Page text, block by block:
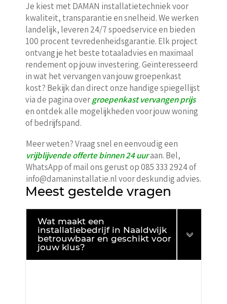
Je kiest met DAMAN installatietechniek voor
kwaliteit, transparantie en snelheid. We werken
landelijk, leveren 24/7 spoedservice en bieden
100 procent tevredenheidsgarantie. Elk project
ontvang je het beste totaaladvies en maximaal
rendement op jouw investering. Geïnteresseerd
in wat het vervangen van jouw groepenkast
kost? Bekijk dan direct onze handige spiegellijst
via de pagina overgroepenkast vervangen prijs
en ontdek alle mogelijkheden voor jouw woning
of bedrijfspand.
Meer weten? Vraag snel en eenvoudig een
vrijblijvende offerte binnen 24 uuraan. Bel,
WhatsApp of mail ons gerust op 085 333 2924 of
info@damaninstallatie.nl voor deskundig advies.
Meest gestelde vragen
Wat maakt een
installatiebedrijf in Naaldwijk
betrouwbaar en geschikt voor
jouw klus?